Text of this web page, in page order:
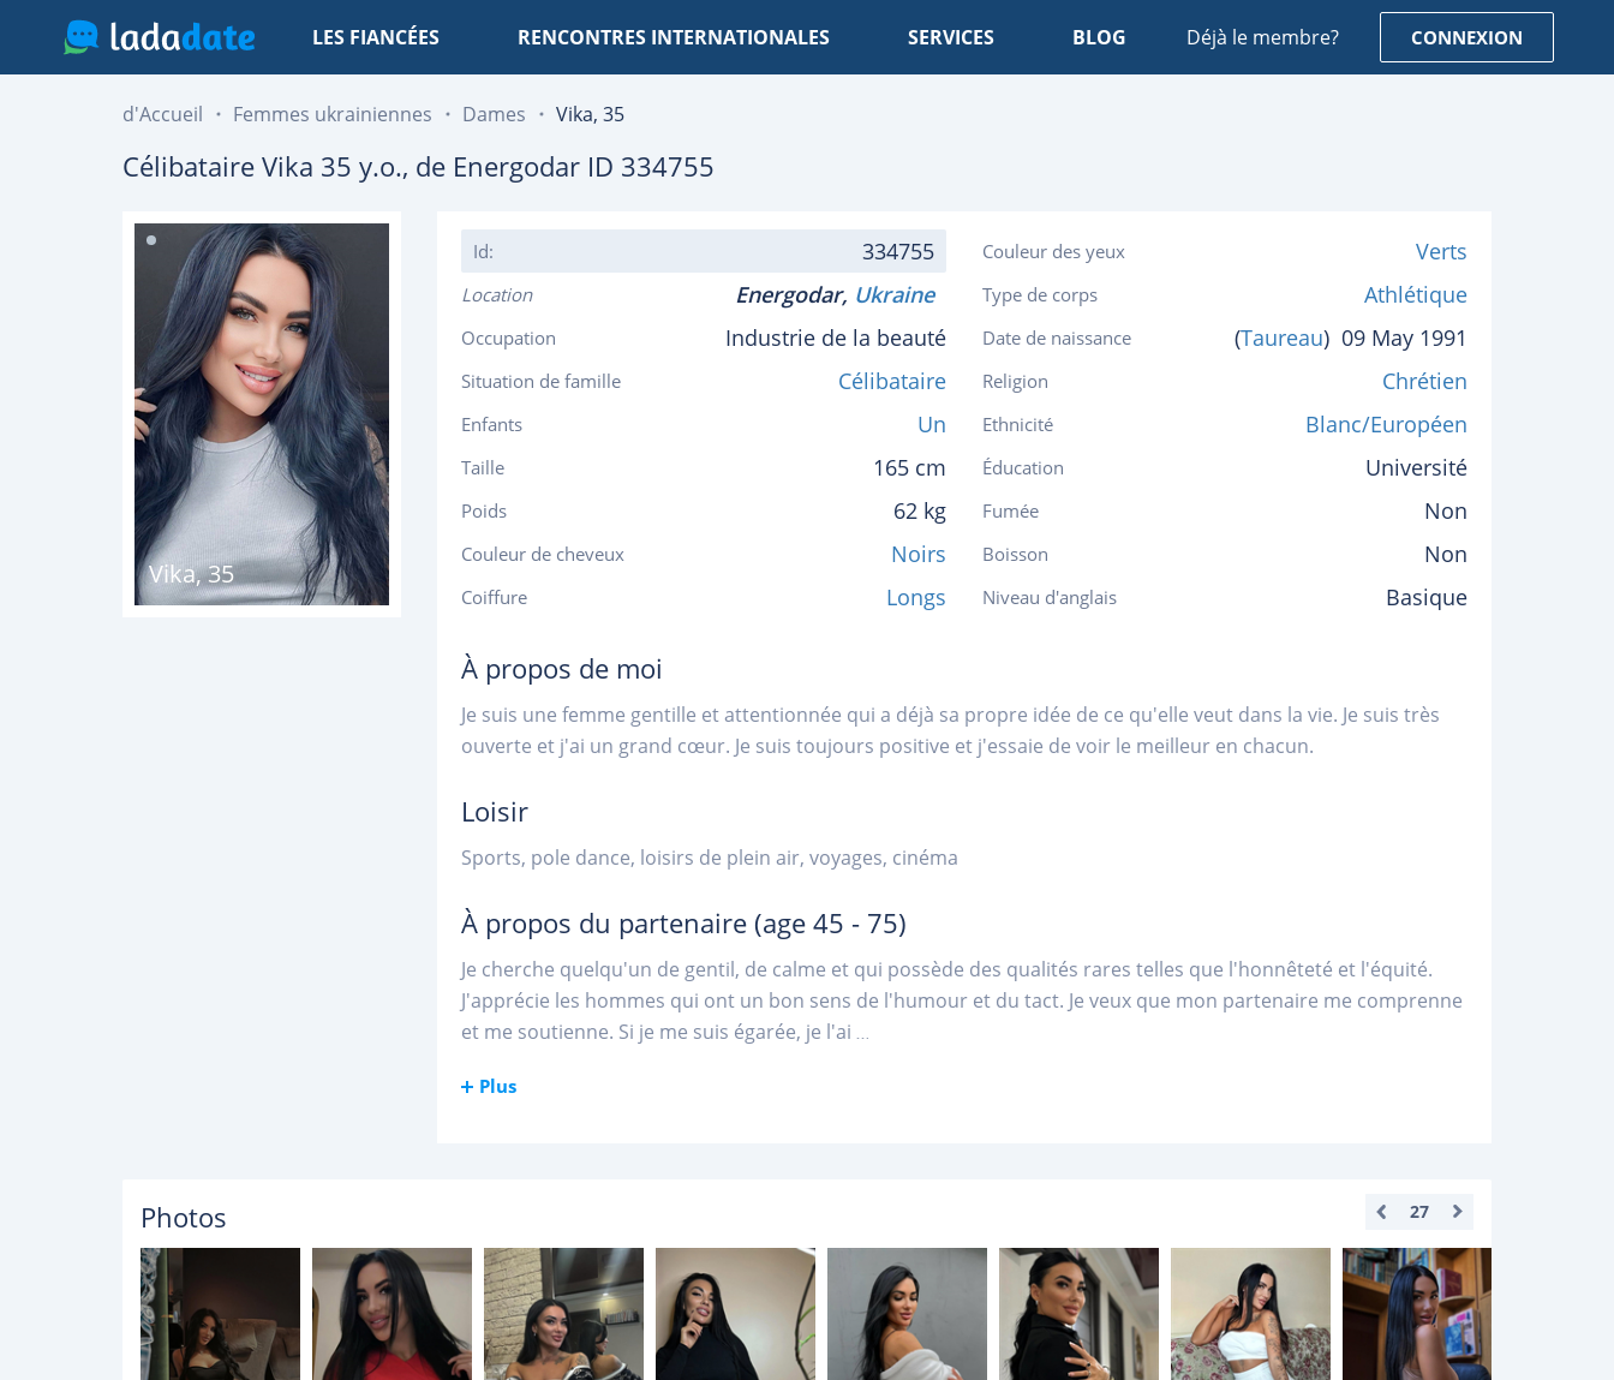
LES FIANCÉES RENCONTRES INTERNATIONALES SERVICES BLOG Déjà le membre? CONNEXION
d'Accueil Femmes ukrainiennes Dames Vika, 35
Célibataire Vika 35 y.o., de Energodar ID 334755
Vika,35
Id: 334755
Location Energodar, Ukraine
Occupation Industrie de la beauté
Situation de famille Célibataire
Enfants Un
Taille 165 cm
Poids 62 kg
Couleur de cheveux Noirs
Coiffure Longs
Couleur des yeux Verts
Type de corps Athlétique
Date de naissance (Taureau) 09 May 1991
Religion Chrétien
Ethnicité Blanc/Européen
Éducation Université
Fumée Non
Boisson Non
Niveau d'anglais Basique
À propos de moi
Je suis une femme gentille et attentionnée qui a déjà sa propre idée de ce qu'elle veut dans la vie. Je suis très
ouverte et j'ai un grand cœur. Je suis toujours positive et j'essaie de voir le meilleur en chacun.
Loisir
Sports, pole dance, loisirs de plein air, voyages, cinéma
À propos du partenaire (age 45 - 75)
Je cherche quelqu'un de gentil, de calme et qui possède des qualités rares telles que l'honnêteté et l'équité.
J'apprécie les hommes qui ont un bon sens de l'humour et du tact. Je veux que mon partenaire me comprenne
et me soutienne. Si je me suis égarée, je l'ai ...
Plus
Photos 27